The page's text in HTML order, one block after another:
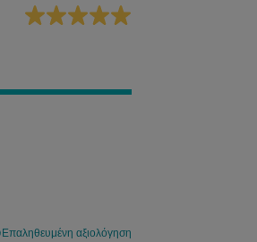
Επαληθευμένη αξιολόγηση